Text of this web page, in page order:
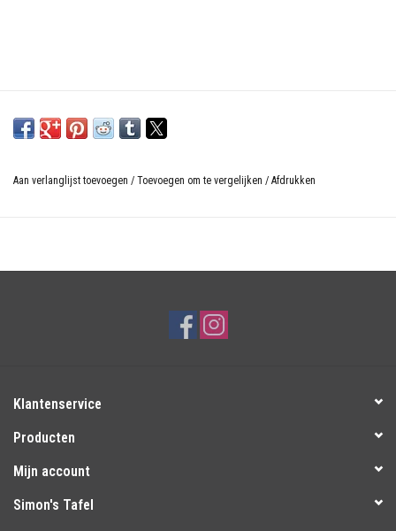
Aan verlanglijst toevoegen / Toevoegen om te vergelijken / Afdrukken
Klantenservice
Producten
Mijn account
Simon's Tafel